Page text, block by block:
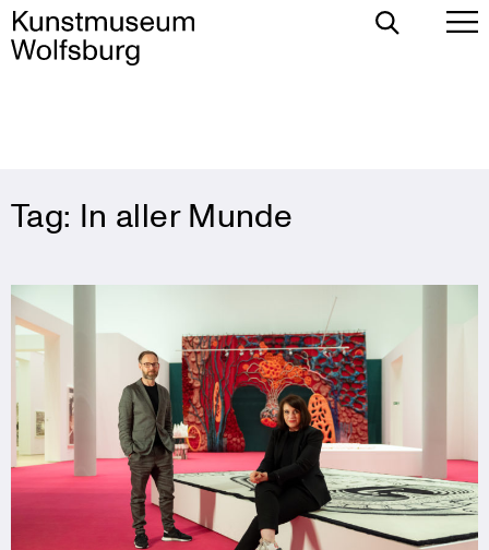
to
content
Toggle
Tag: In aller Munde